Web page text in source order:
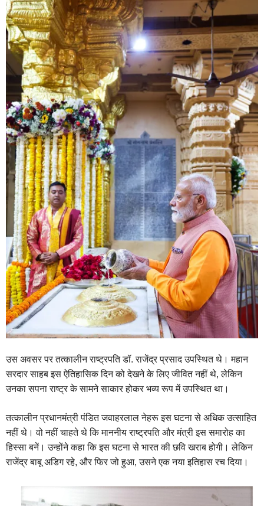
उस अवसर पर तत्कालीन राष्ट्रपति डॉ. राजेंद्र प्रसाद उपस्थित थे। महान
सरदार साहब इस ऐतिहासिक दिन को देखने के लिए जीवित नहीं थे, लेकिन
उनका सपना राष्ट्र के सामने साकार होकर भव्य रूप में उपस्थित था।
तत्कालीन प्रधानमंत्री पंडित जवाहरलाल नेहरू इस घटना से अधिक उत्साहित
नहीं थे। वो नहीं चाहते थे कि माननीय राष्ट्रपति और मंत्री इस समारोह का
हिस्सा बनें। उन्होंने कहा कि इस घटना से भारत की छवि खराब होगी। लेकिन
राजेंद्र बाबू अडिग रहे, और फिर जो हुआ, उसने एक नया इतिहास रच दिया।